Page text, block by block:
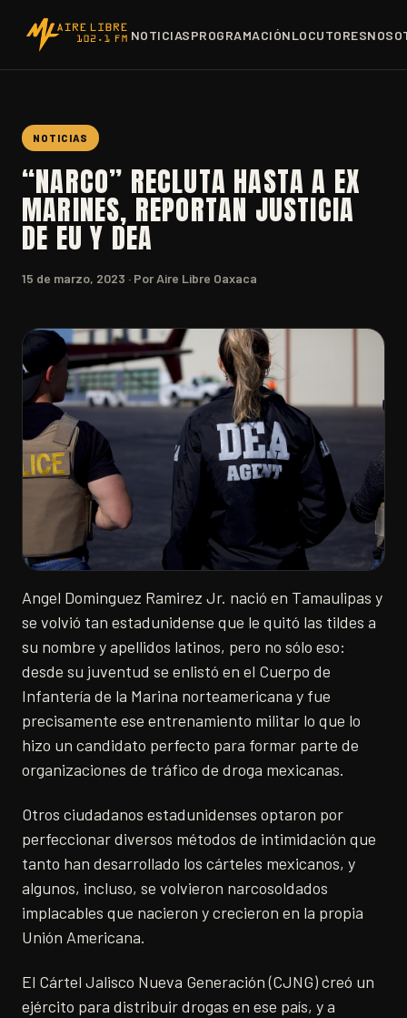
NOTICIASPROGRAMACIÓNLOCUTORES
NOTICIAS
“NARCO” RECLUTA HASTA A EX
MARINES, REPORTAN JUSTICIA
DE EU Y DEA
15 de marzo, 2023 · Por Aire Libre Oaxaca
Angel Dominguez Ramirez Jr. nació en Tamaulipas y
se volvió tan estadunidense que le quitó las tildes a
su nombre y apellidos latinos, pero no sólo eso:
desde su juventud se enlistó en el Cuerpo de
Infantería de la Marina norteamericana y fue
precisamente ese entrenamiento militar lo que lo
hizo un candidato perfecto para formar parte de
organizaciones de tráfico de droga mexicanas.
Otros ciudadanos estadunidenses optaron por
perfeccionar diversos métodos de intimidación que
tanto han desarrollado los cárteles mexicanos, y
algunos, incluso, se volvieron narcosoldados
implacables que nacieron y crecieron en la propia
Unión Americana.
El Cártel Jalisco Nueva Generación (CJNG) creó un
ejército para distribuir drogas en ese país, y a